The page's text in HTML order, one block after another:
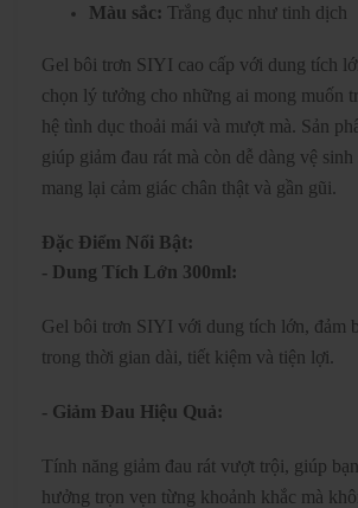
Màu sắc: Trắng đục như tinh dịch
Gel bôi trơn SIYI cao cấp với dung tích
chọn lý tưởng cho những ai mong muốn
hệ tình dục thoải mái và mượt mà. Sản
giúp giảm đau rát mà còn dễ dàng vệ
mang lại cảm giác chân thật và gần gũi.
Đặc Điểm Nổi Bật:
- Dung Tích Lớn 300ml:
Gel bôi trơn SIYI với dung tích lớn, đảm
trong thời gian dài, tiết kiệm và tiện lợi.
- Giảm Đau Hiệu Quả:
Tính năng giảm đau rát vượt trội, giúp
hưởng trọn vẹn từng khoảnh khắc mà